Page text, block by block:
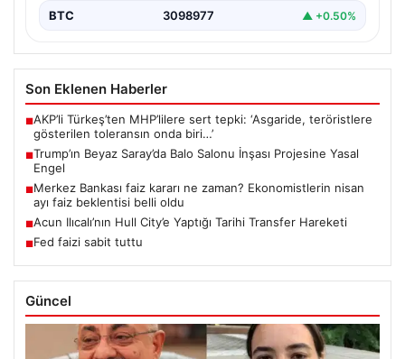
BTC 3098977 ▲ +0.50%
Son Eklenen Haberler
■AKP’li Türkeş’ten MHP’lilere sert tepki: ‘Asgaride, teröristlere
gösterilen toleransın onda biri…’
■Trump’ın Beyaz Saray’da Balo Salonu İnşası Projesine Yasal
Engel
■Merkez Bankası faiz kararı ne zaman? Ekonomistlerin nisan
ayı faiz beklentisi belli oldu
■Acun Ilıcalı’nın Hull City’e Yaptığı Tarihi Transfer Hareketi
■Fed faizi sabit tuttu
Güncel